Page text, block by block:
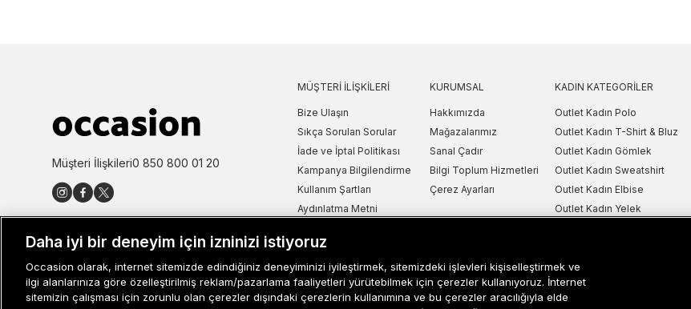
Müşteri İlişkileri0 850 800 01 20
MÜŞTERI İLIŞKILERI
Bize Ulaşın
Sıkça Sorulan Sorular
İade ve İptal Politikası
Kampanya Bilgilendirme
Kullanım Şartları
Aydınlatma Metni
Misafir Üye Sipariş Takip
İşlem Rehberi
KURUMSAL
Hakkımızda
Mağazalarımız
Sanal Çadır
Bilgi Toplum Hizmetleri
Çerez Ayarları
KADIN KATEGORILER
Outlet Kadın Polo
Outlet Kadın T-Shirt & Bluz
Outlet Kadın Gömlek
Outlet Kadın Sweatshirt
Outlet Kadın Elbise
Outlet Kadın Yelek
Outlet Kadın Çanta & Cüzdan
Daha iyi bir deneyim için izninizi istiyoruz
Occasion olarak, internet sitemizde edindiğiniz deneyiminizi iyileştirmek, sitemizdeki işlevleri kişiselleştirmek ve
ilgi alanlarınıza göre özelleştirilmiş reklam/pazarlama faaliyetleri yürütebilmek için çerezler kullanıyoruz. İnternet
sitemizin çalışması için zorunlu olan çerezler dışındaki çerezlerin kullanımına ve bu çerezler aracılığıyla elde